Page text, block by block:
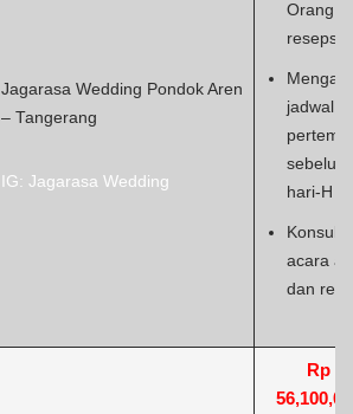
Jagarasa Wedding Pondok Aren
– Tangerang
IG: Jagarasa Wedding
Orang
resepsi
jadwal
sebelum
hari-H
acara
dan
Rp